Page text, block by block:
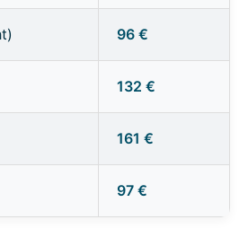
96 €
132 €
161 €
97 €